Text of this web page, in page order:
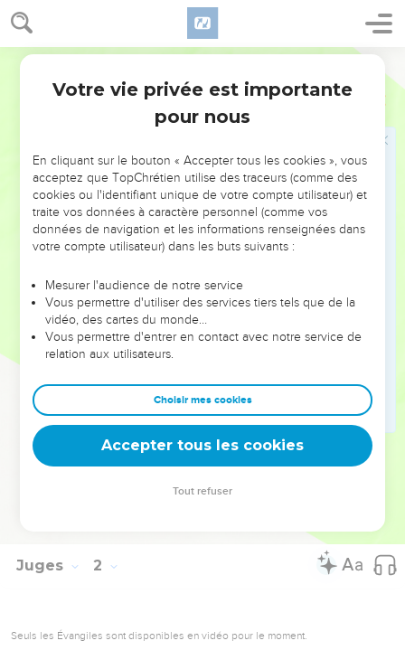
Juges 1
Et Éphraïm ne déposséda pas le Cananéen qui habitait à
Guézer ; mais le Cananéen a habité au milieu d'eux à
Guézer.
Zabulon ne déposséda pas les habitants de Kitron, ni les
habitants de Nahalol ; mais le Cananéen a habité au milieu
d'eux, et fut rendu tributaire.
Aser ne déposséda pas les habitants d'Acco, ni les
habitants de Sidon, ni Akhlab, ni Aczib, ni Helba, ni Aphik, ni
Rehob ;
et l'Asérite a habité au milieu des Cananéens, habitants du
pays, car il ne les déposséda pas.
Shémesh, ni les habitants de Beth-Anath ; et il a habité au
milieu des Cananéens, habitants du pays ; mais les habitants
de Beth-Shémesh et de Beth-Anath lui devinrent tributaires.
34
Dan, car ils ne leur permirent pas de descendre dans la
vallée.
Et l'Amoréen voulut habiter dans la montagne de Hérès, à
Ajalon et à Shaalbim ; mais la main de la maison de Joseph
Juges 2
Seuls les Évangiles sont disponibles en vidéo pour le moment.
Votre vie privée est importante
pour nous
En cliquant sur le bouton « Accepter tous les cookies », vous
acceptez que TopChrétien utilise des traceurs (comme des
cookies ou l'identifiant unique de votre compte utilisateur) et
traite vos données à caractère personnel (comme vos
données de navigation et les informations renseignées dans
votre compte utilisateur) dans les buts suivants :
Mesurer l'audience de notre service
Vous permettre d'utiliser des services tiers tels que de la
vidéo, des cartes du monde…
Vous permettre d'entrer en contact avec notre service de
relation aux utilisateurs.
Choisir mes cookies
Accepter tous les cookies
Tout refuser